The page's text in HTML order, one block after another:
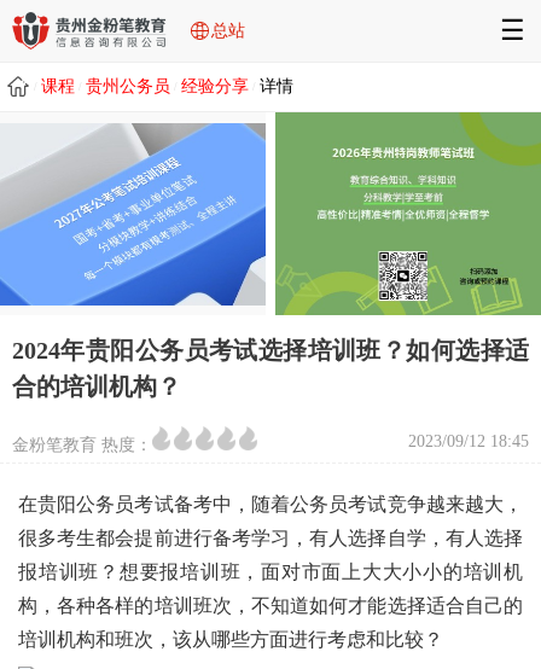
总站 ☰
课程 贵州公务员 经验分享 详情
2024年贵阳公务员考试选择培训班？如何选择适
合的培训机构？
金粉笔教育 热度： 2023/09/12 18:45
在贵阳公务员考试备考中，随着公务员考试竞争越来越大，
很多考生都会提前进行备考学习，有人选择自学，有人选择
报培训班？想要报培训班，面对市面上大大小小的培训机
构，各种各样的培训班次，不知道如何才能选择适合自己的
培训机构和班次，该从哪些方面进行考虑和比较？